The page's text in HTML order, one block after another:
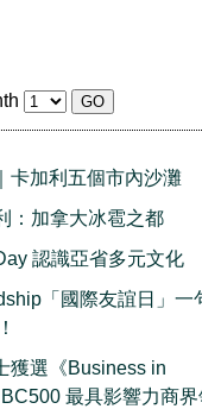
卡加利五個市內沙灘
：加拿大冰雹之都
認識亞省多元文化
「國際友誼日」一
獲選《Business in
最具影響力商